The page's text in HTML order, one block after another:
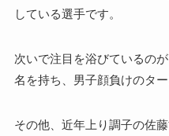
している選手です。
次いで注目を浴びているの
名を持ち、男子顔負けのタ
その他、近年上り調子の佐